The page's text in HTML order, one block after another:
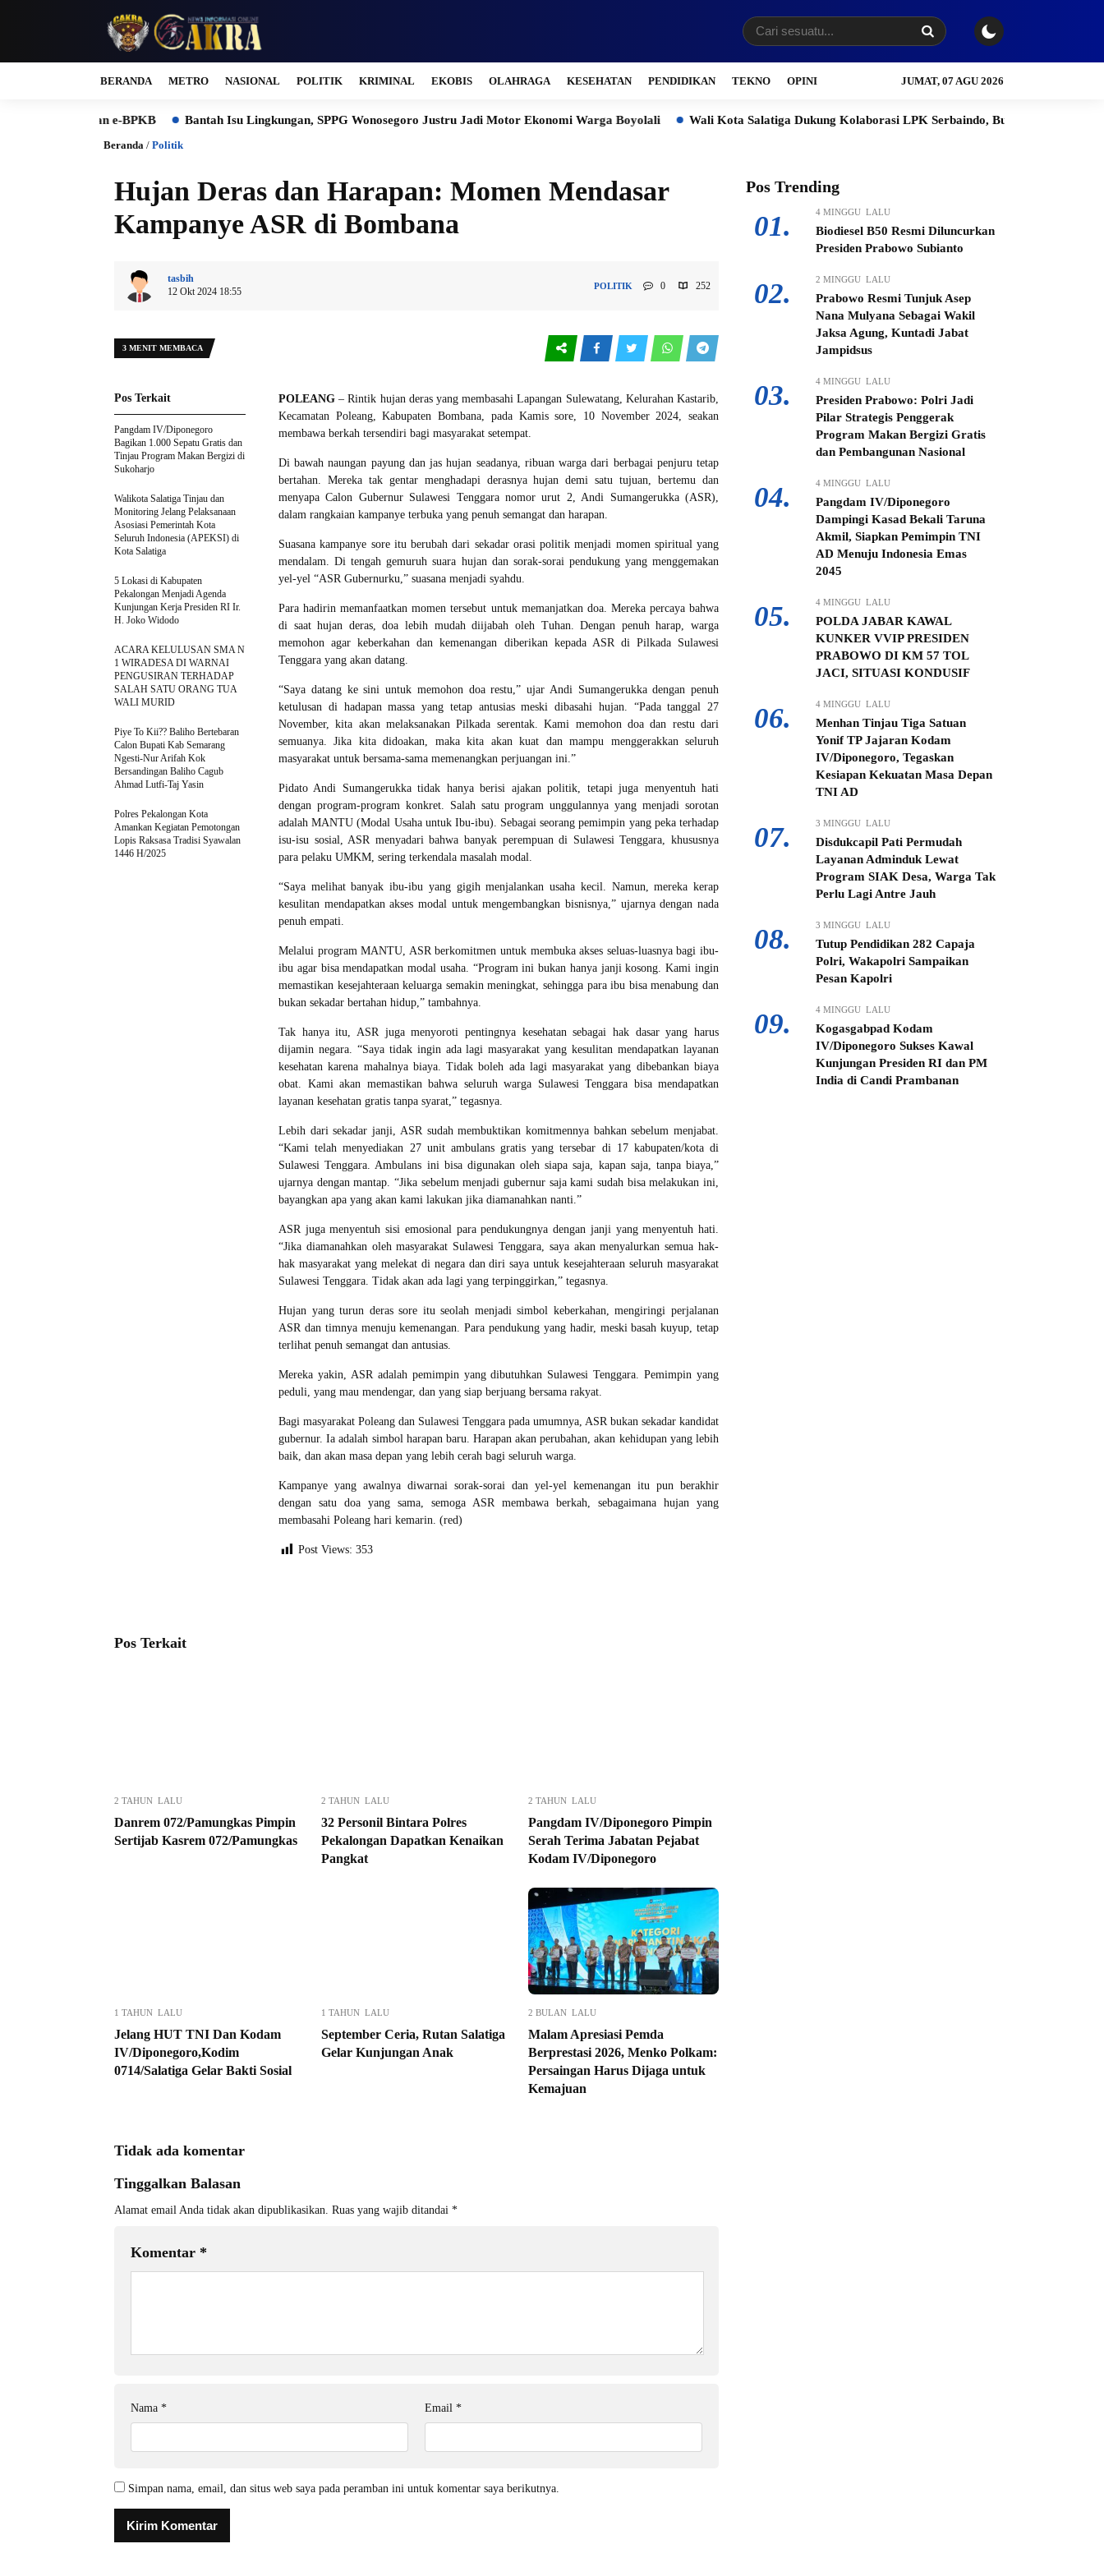
BERANDA METRO NASIONAL POLITIK KRIMINAL EKOBIS OLAHRAGA KESEHATAN PENDIDIKAN TEKNO OPINI JUMAT, 07 AGU 2026
Bantah Isu Lingkungan, SPPG Wonosegoro Justru Jadi Motor Ekonomi Warga Boyolali Wali Kota Salatiga Dukung Kolaborasi LPK Serbaindo, Buka Peluang Kerja ke Jepang dan
Beranda / Politik
Hujan Deras dan Harapan: Momen Mendasar
Kampanye ASR di Bombana
tasbih
12 Okt 2024 18:55
POLITIK 0 252
3 MENIT MEMBACA
POLEANG – Rintik hujan deras yang membasahi Lapangan Sulewatang, Kelurahan Kastarib,
Kecamatan Poleang, Kabupaten Bombana, pada Kamis sore, 10 November 2024, seakan
membawa berkah tersendiri bagi masyarakat setempat.
Di bawah naungan payung dan jas hujan seadanya, ribuan warga dari berbagai penjuru tetap
bertahan. Mereka tak gentar menghadapi derasnya hujan demi satu tujuan, bertemu dan
menyapa Calon Gubernur Sulawesi Tenggara nomor urut 2, Andi Sumangerukka (ASR),
dalam rangkaian kampanye terbuka yang penuh semangat dan harapan.
Suasana kampanye sore itu berubah dari sekadar orasi politik menjadi momen spiritual yang
mendalam. Di tengah gemuruh suara hujan dan sorak-sorai pendukung yang menggemakan
yel-yel “ASR Gubernurku,” suasana menjadi syahdu.
Para hadirin memanfaatkan momen tersebut untuk memanjatkan doa. Mereka percaya bahwa
di saat hujan deras, doa lebih mudah diijabah oleh Tuhan. Dengan penuh harap, warga
memohon agar keberkahan dan kemenangan diberikan kepada ASR di Pilkada Sulawesi
Tenggara yang akan datang.
“Saya datang ke sini untuk memohon doa restu,” ujar Andi Sumangerukka dengan penuh
ketulusan di hadapan massa yang tetap antusias meski dibasahi hujan. “Pada tanggal 27
November, kita akan melaksanakan Pilkada serentak. Kami memohon doa dan restu dari
semuanya. Jika kita didoakan, maka kita akan kuat dan mampu menggerakkan seluruh
masyarakat untuk bersama-sama memenangkan perjuangan ini.”
Pidato Andi Sumangerukka tidak hanya berisi ajakan politik, tetapi juga menyentuh hati
dengan program-program konkret. Salah satu program unggulannya yang menjadi sorotan
adalah MANTU (Modal Usaha untuk Ibu-ibu). Sebagai seorang pemimpin yang peka terhadap
isu-isu sosial, ASR menyadari bahwa banyak perempuan di Sulawesi Tenggara, khususnya
para pelaku UMKM, sering terkendala masalah modal.
“Saya melihat banyak ibu-ibu yang gigih menjalankan usaha kecil. Namun, mereka kerap
kesulitan mendapatkan akses modal untuk mengembangkan bisnisnya,” ujarnya dengan nada
penuh empati.
Melalui program MANTU, ASR berkomitmen untuk membuka akses seluas-luasnya bagi ibu-
ibu agar bisa mendapatkan modal usaha. “Program ini bukan hanya janji kosong. Kami ingin
memastikan kesejahteraan keluarga semakin meningkat, sehingga para ibu bisa menabung dan
bukan sekadar bertahan hidup,” tambahnya.
Tak hanya itu, ASR juga menyoroti pentingnya kesehatan sebagai hak dasar yang harus
dijamin negara. “Saya tidak ingin ada lagi masyarakat yang kesulitan mendapatkan layanan
kesehatan karena mahalnya biaya. Tidak boleh ada lagi masyarakat yang dibebankan biaya
obat. Kami akan memastikan bahwa seluruh warga Sulawesi Tenggara bisa mendapatkan
layanan kesehatan gratis tanpa syarat,” tegasnya.
Lebih dari sekadar janji, ASR sudah membuktikan komitmennya bahkan sebelum menjabat.
“Kami telah menyediakan 27 unit ambulans gratis yang tersebar di 17 kabupaten/kota di
Sulawesi Tenggara. Ambulans ini bisa digunakan oleh siapa saja, kapan saja, tanpa biaya,”
ujarnya dengan mantap. “Jika sebelum menjadi gubernur saja kami sudah bisa melakukan ini,
bayangkan apa yang akan kami lakukan jika diamanahkan nanti.”
ASR juga menyentuh sisi emosional para pendukungnya dengan janji yang menyentuh hati.
“Jika diamanahkan oleh masyarakat Sulawesi Tenggara, saya akan menyalurkan semua hak-
hak masyarakat yang melekat di negara dan diri saya untuk kesejahteraan seluruh masyarakat
Sulawesi Tenggara. Tidak akan ada lagi yang terpinggirkan,” tegasnya.
Hujan yang turun deras sore itu seolah menjadi simbol keberkahan, mengiringi perjalanan
ASR dan timnya menuju kemenangan. Para pendukung yang hadir, meski basah kuyup, tetap
terlihat penuh semangat dan antusias.
Mereka yakin, ASR adalah pemimpin yang dibutuhkan Sulawesi Tenggara. Pemimpin yang
peduli, yang mau mendengar, dan yang siap berjuang bersama rakyat.
Bagi masyarakat Poleang dan Sulawesi Tenggara pada umumnya, ASR bukan sekadar kandidat
gubernur. Ia adalah simbol harapan baru. Harapan akan perubahan, akan kehidupan yang lebih
baik, dan akan masa depan yang lebih cerah bagi seluruh warga.
Kampanye yang awalnya diwarnai sorak-sorai dan yel-yel kemenangan itu pun berakhir
dengan satu doa yang sama, semoga ASR membawa berkah, sebagaimana hujan yang
membasahi Poleang hari kemarin. (red)
Post Views: 353
Pos Terkait
Pangdam IV/Diponegoro
Bagikan 1.000 Sepatu Gratis dan
Tinjau Program Makan Bergizi di
Sukoharjo
Walikota Salatiga Tinjau dan
Monitoring Jelang Pelaksanaan
Asosiasi Pemerintah Kota
Seluruh Indonesia (APEKSI) di
Kota Salatiga
5 Lokasi di Kabupaten
Pekalongan Menjadi Agenda
Kunjungan Kerja Presiden RI Ir.
H. Joko Widodo
ACARA KELULUSAN SMA N
1 WIRADESA DI WARNAI
PENGUSIRAN TERHADAP
SALAH SATU ORANG TUA
WALI MURID
Piye To Kii?? Baliho Bertebaran
Calon Bupati Kab Semarang
Ngesti-Nur Arifah Kok
Bersandingan Baliho Cagub
Ahmad Lutfi-Taj Yasin
Polres Pekalongan Kota
Amankan Kegiatan Pemotongan
Lopis Raksasa Tradisi Syawalan
1446 H/2025
Pos Terkait
2 TAHUN LALU
Danrem 072/Pamungkas Pimpin
Sertijab Kasrem 072/Pamungkas
2 TAHUN LALU
32 Personil Bintara Polres
Pekalongan Dapatkan Kenaikan
Pangkat
2 TAHUN LALU
Pangdam IV/Diponegoro Pimpin
Serah Terima Jabatan Pejabat
Kodam IV/Diponegoro
1 TAHUN LALU
Jelang HUT TNI Dan Kodam
IV/Diponegoro,Kodim
0714/Salatiga Gelar Bakti Sosial
1 TAHUN LALU
September Ceria, Rutan Salatiga
Gelar Kunjungan Anak
2 BULAN LALU
Malam Apresiasi Pemda
Berprestasi 2026, Menko Polkam:
Persaingan Harus Dijaga untuk
Kemajuan
Tidak ada komentar
Tinggalkan Balasan
Alamat email Anda tidak akan dipublikasikan. Ruas yang wajib ditandai *
Komentar *
Nama * Email *
Simpan nama, email, dan situs web saya pada peramban ini untuk komentar saya berikutnya.
Pos Trending
01. 4 MINGGU LALU
Biodiesel B50 Resmi Diluncurkan
Presiden Prabowo Subianto
02. 2 MINGGU LALU
Prabowo Resmi Tunjuk Asep
Nana Mulyana Sebagai Wakil
Jaksa Agung, Kuntadi Jabat
Jampidsus
03. 4 MINGGU LALU
Presiden Prabowo: Polri Jadi
Pilar Strategis Penggerak
Program Makan Bergizi Gratis
dan Pembangunan Nasional
04. 4 MINGGU LALU
Pangdam IV/Diponegoro
Dampingi Kasad Bekali Taruna
Akmil, Siapkan Pemimpin TNI
AD Menuju Indonesia Emas
2045
05. 4 MINGGU LALU
POLDA JABAR KAWAL
KUNKER VVIP PRESIDEN
PRABOWO DI KM 57 TOL
JACI, SITUASI KONDUSIF
06. 4 MINGGU LALU
Menhan Tinjau Tiga Satuan
Yonif TP Jajaran Kodam
IV/Diponegoro, Tegaskan
Kesiapan Kekuatan Masa Depan
TNI AD
07. 3 MINGGU LALU
Disdukcapil Pati Permudah
Layanan Adminduk Lewat
Program SIAK Desa, Warga Tak
Perlu Lagi Antre Jauh
08. 3 MINGGU LALU
Tutup Pendidikan 282 Capaja
Polri, Wakapolri Sampaikan
Pesan Kapolri
09. 4 MINGGU LALU
Kogasgabpad Kodam
IV/Diponegoro Sukses Kawal
Kunjungan Presiden RI dan PM
India di Candi Prambanan